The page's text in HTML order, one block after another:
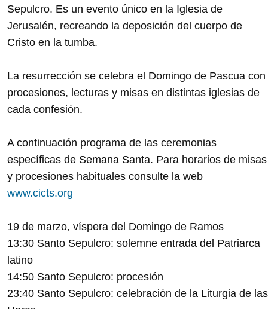
Sepulcro. Es un evento único en la Iglesia de
Jerusalén, recreando la deposición del cuerpo de
Cristo en la tumba.
La resurrección se celebra el Domingo de Pascua con
procesiones, lecturas y misas en distintas iglesias de
cada confesión.
A continuación programa de las ceremonias
específicas de Semana Santa. Para horarios de misas
y procesiones habituales consulte la web
www.cicts.org
19 de marzo, víspera del Domingo de Ramos
13:30 Santo Sepulcro: solemne entrada del Patriarca
latino
14:50 Santo Sepulcro: procesión
23:40 Santo Sepulcro: celebración de la Liturgia de las